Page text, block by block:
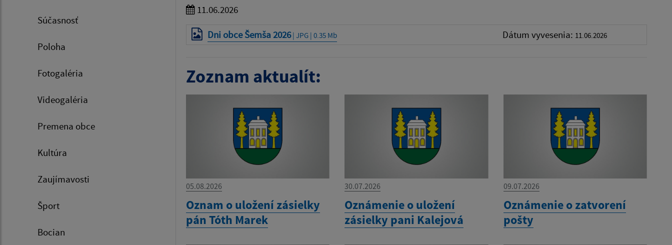
Súčasnosť
Poloha
Fotogaléria
Videogaléria
Premena obce
Kultúra
Zaujímavosti
Šport
Bocian
11.06.2026
Dni obce Šemša 2026| JPG | 0.35 Mb Dátum vyvesenia: 11.06.2026
Zoznam aktualít:
05.08.2026
Oznam o uložení zásielky
pán Tóth Marek
30.07.2026
Oznámenie o uložení
zásielky pani Kalejová
09.07.2026
Oznámenie o zatvorení
pošty